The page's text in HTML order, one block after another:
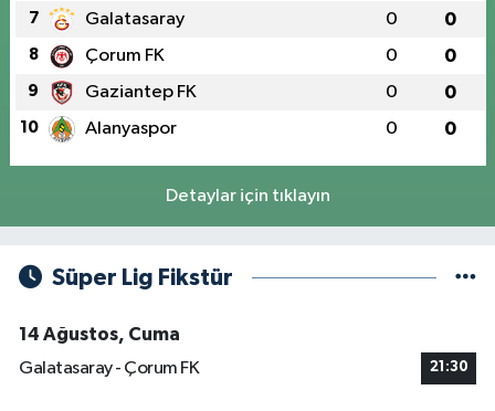
7 Galatasaray 0 0
8 Çorum FK 0 0
9 Gaziantep FK 0 0
10 Alanyaspor 0 0
Detaylar için tıklayın
Süper Lig Fikstür
14 Ağustos, Cuma
Galatasaray - Çorum FK
21:30